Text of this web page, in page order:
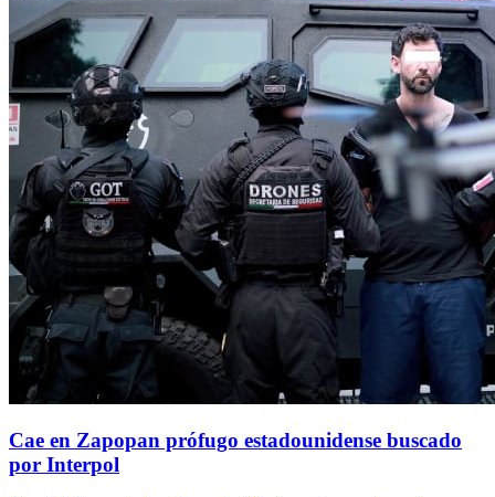
Cae en Zapopan prófugo estadounidense buscado
por Interpol